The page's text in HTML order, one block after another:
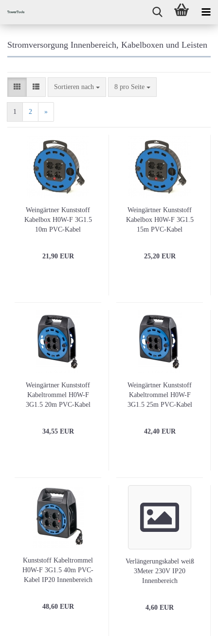
Stromversorgung Innenbereich, Kabelboxen und Leisten
Sortieren nach
Sortieren nach 8 pro Seite
pro Seite
1 2 »
Weingärtner Kunststoff
Kabelbox H0W-F 3G1.5
10m PVC-Kabel
21,90 EUR
Weingärtner Kunststoff
Kabelbox H0W-F 3G1.5
15m PVC-Kabel
25,20 EUR
Weingärtner Kunststoff
Kabeltrommel H0W-F
3G1.5 20m PVC-Kabel
34,55 EUR
Weingärtner Kunststoff
Kabeltrommel H0W-F
3G1.5 25m PVC-Kabel
42,40 EUR
Kunststoff Kabeltrommel
H0W-F 3G1.5 40m PVC-
Kabel IP20 Innenbereich
48,60 EUR
Verlängerungskabel weiß
3Meter 230V IP20
Innenbereich
4,60 EUR